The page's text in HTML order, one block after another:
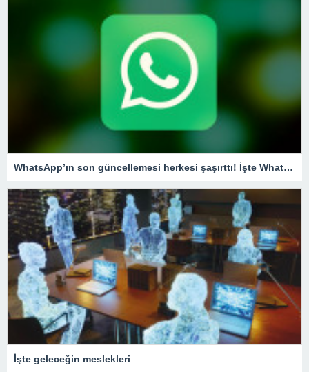
WhatsApp’ın son güncellemesi herkesi şaşırttı! İşte WhatsApp’tan şikayet etme özelliği
İşte geleceğin meslekleri